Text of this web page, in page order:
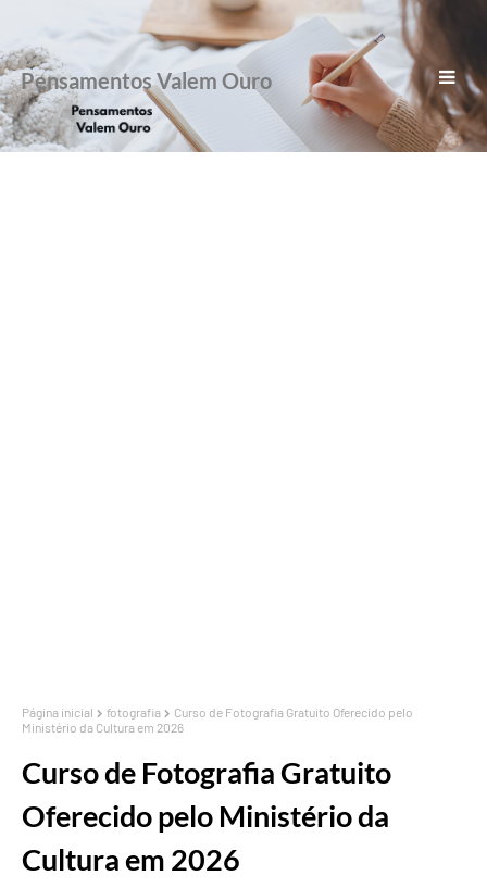
Pensamentos Valem Ouro
Página inicial fotografia
Curso de Fotografia Gratuito Oferecido pelo
Ministério da Cultura em 2026
Curso de Fotografia Gratuito
Oferecido pelo Ministério da
Cultura em 2026